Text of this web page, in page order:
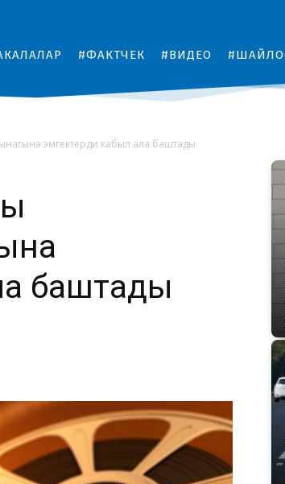
#ФАКТЧЕК #ВИДЕО
эмгектерди кабыл ала баштады
баштады